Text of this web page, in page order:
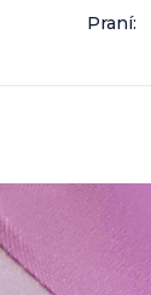
Praní: